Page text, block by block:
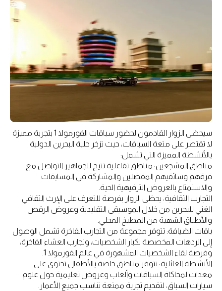
سيحظى الزوار القادمون لحضور سباقات الفورمولا 1 بتجربة مميزة
لا تقتصر على متعة السباقات، حيث تزخر حلبة البحرين الدولية
بالأنشطة المميزة التي تشمل:
مناطق المشجعين: مناطق تفاعلية تتيح للجماهير التواصل مع
فرقهم وسائقيهم المفضلين والمشاركة في المسابقات
والاستمتاع بالعروض الترفيهية الحية.
التجارب الثقافية: يحظى الزوار بفرصة للتعرف على الإرث الثقافي
الغني للبحرين من خلال الموسيقى التقليدية وعروض الرقص
والأطباق الشهية من المطبخ المحلي.
باقات الضيافة: تتوفر مجموعة من التجارب الفاخرة تشمل الوصول
إلى الردهات المخصصة لكبار الشخصيات، وتجارب العشاء الفاخرة،
وفرصة لقاء الشخصيات المشهورة في عالم الفورمولا 1.
الأنشطة العائلية: تتوفر مناطق خاصة بالأطفال تحتوي على
معدات لمحاكاة السباقات وألعاب وعروض تعليمية حول علوم
سيارات السباق، لتقديم تجربة ممتعة تناسب جميع الأعمار.